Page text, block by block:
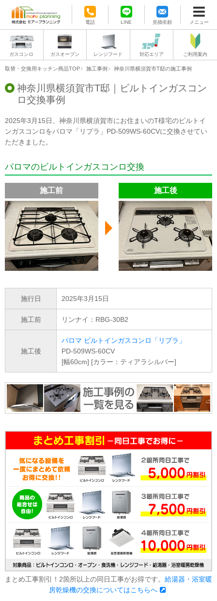
電話 LINE 見積依頼 メニュー
ガスコンロ ガスオーブン レンジフード 対応エリア ご利用案内
取替・交換用キッチン商品TOP 施工事例 神奈川県横須賀市T邸の施工事例
神奈川県横須賀市T邸｜ビルトインガスコン
ロ交換事例
2025年3月15日、神奈川県横須賀市にお住まいのT様宅のビルトイ
ンガスコンロをパロマ「リプラ」PD-509WS-60CVに交換させてい
ただきました。
パロマのビルトインガスコンロ交換
施工前 施工後
施行日 2025年3月15日
施工前 リンナイ：RBG-30B2
施工後
パロマ ビルトインガスコンロ「リプラ」
PD-509WS-60CV
[幅60cm] [カラー：ティアラシルバー]
まとめ工事割引！2箇所以上の同日工事がお得です。 給湯器・浴室暖
房乾燥機の交換についてはこちらへ